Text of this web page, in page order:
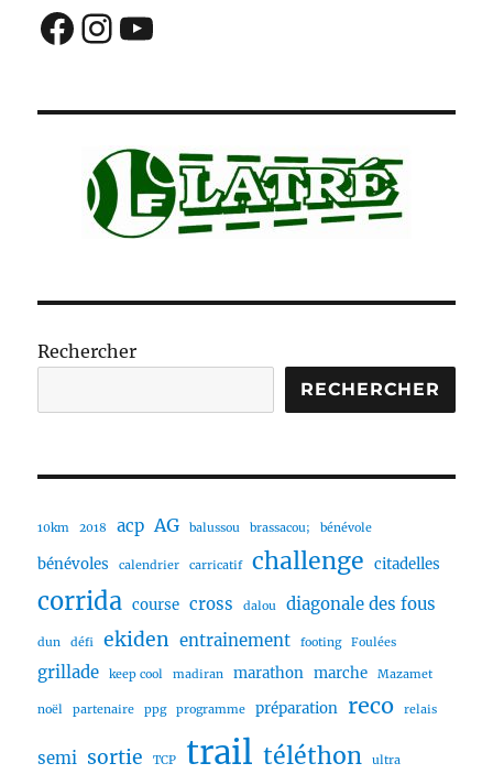
Facebook
Instagram
YouTube
Rechercher
RECHERCHER
10km 2018 acp AG balussou brassacou; bénévole
bénévoles calendrier carricatif challenge citadelles
corrida course cross dalou diagonale des fous
dun défi ekiden entrainement footing Foulées
grillade keep cool madiran marathon marche Mazamet
noël partenaire ppg programme préparation reco relais
semi sortie TCP trail téléthon ultra